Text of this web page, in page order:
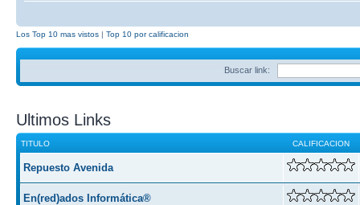
Los Top 10 mas vistos | Top 10 por calificacion
Buscar link:
Ultimos Links
TITULO CALIFICACION
Repuesto Avenida
En(red)ados Informática®